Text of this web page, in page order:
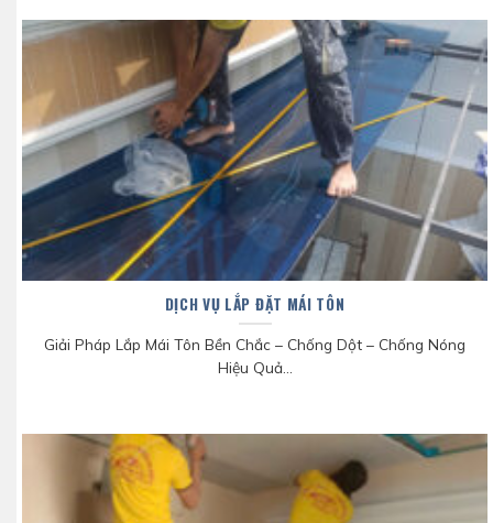
DỊCH VỤ LẮP ĐẶT MÁI TÔN
Giải Pháp Lắp Mái Tôn Bền Chắc – Chống Dột – Chống Nóng
Hiệu Quả...